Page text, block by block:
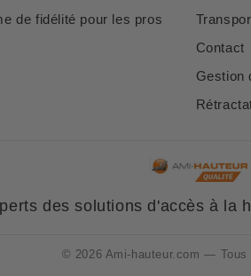
de fidélité pour les pros
Contact
Gestion
des solutions d'accès à la
© 2026 Ami-hauteur.com — Tous